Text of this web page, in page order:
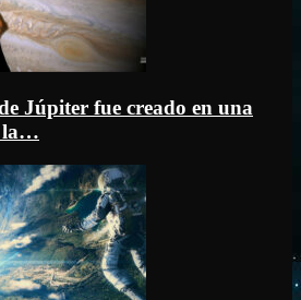
Júpiter fue creado en una
la…